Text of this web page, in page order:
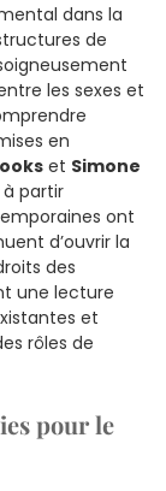
dans la
de
les sexes et
en
et Simone
à partir
ont
d’ouvrir la
des
une lecture
et
rôles de
pour le